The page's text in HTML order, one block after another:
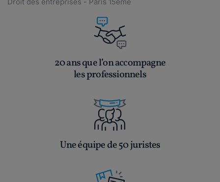
20 ans que l’on accompagne
les professionnels
Une équipe de 50 juristes